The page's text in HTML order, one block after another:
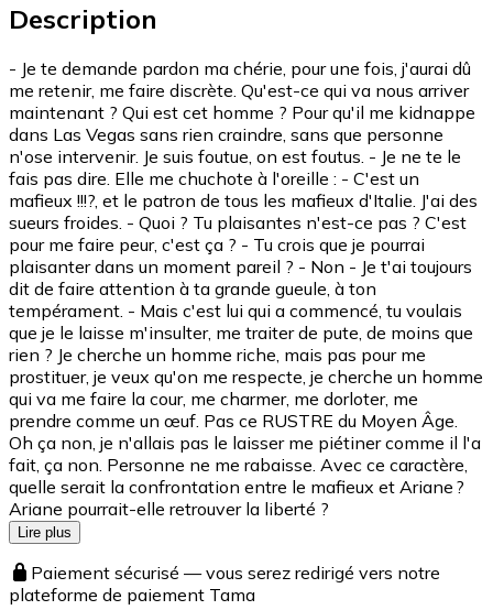
Description
- Je te demande pardon ma chérie, pour une fois, j'aurai dû
me retenir, me faire discrète. Qu'est-ce qui va nous arriver
maintenant ? Qui est cet homme ? Pour qu'il me kidnappe
dans Las Vegas sans rien craindre, sans que personne
n'ose intervenir. Je suis foutue, on est foutus. - Je ne te le
fais pas dire. Elle me chuchote à l'oreille : - C'est un
mafieux !!!?, et le patron de tous les mafieux d'Italie. J'ai des
sueurs froides. - Quoi ? Tu plaisantes n'est-ce pas ? C'est
pour me faire peur, c'est ça ? - Tu crois que je pourrai
plaisanter dans un moment pareil ? - Non - Je t'ai toujours
dit de faire attention à ta grande gueule, à ton
tempérament. - Mais c'est lui qui a commencé, tu voulais
que je le laisse m'insulter, me traiter de pute, de moins que
rien ? Je cherche un homme riche, mais pas pour me
prostituer, je veux qu'on me respecte, je cherche un homme
qui va me faire la cour, me charmer, me dorloter, me
prendre comme un œuf. Pas ce RUSTRE du Moyen Âge.
Oh ça non, je n'allais pas le laisser me piétiner comme il l'a
fait, ça non. Personne ne me rabaisse. Avec ce caractère,
quelle serait la confrontation entre le mafieux et Ariane ?
Ariane pourrait-elle retrouver la liberté ?
Lire plus
Paiement sécurisé — vous serez redirigé vers notre
plateforme de paiement Tama